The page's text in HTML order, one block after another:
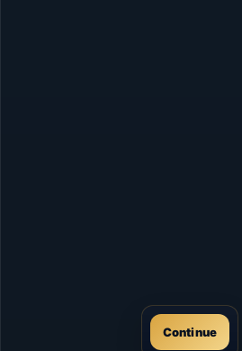
Continue